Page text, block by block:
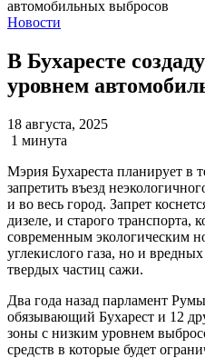
Новости
В Бухаресте
уровнем
18 августа, 2025
1 минута
Мэрия Бухареста планирует в
запретить въезд
и во весь город. Запрет
дизеле, и старого транспорта,
современным экологическим
углекислого газа, но и
твердых частиц сажи.
Два года назад парламент
обязывающий Бухарест и 12
зоны с низким уровнем
средств в которые будет